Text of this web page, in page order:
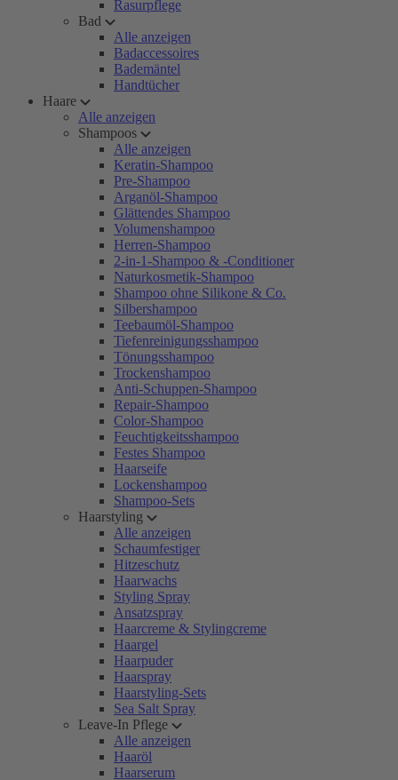
Rasurpflege
Bad
Alle anzeigen
Badaccessoires
Bademäntel
Handtücher
Haare
Alle anzeigen
Shampoos
Alle anzeigen
Keratin-Shampoo
Pre-Shampoo
Arganöl-Shampoo
Glättendes Shampoo
Volumenshampoo
Herren-Shampoo
2-in-1-Shampoo & -Conditioner
Naturkosmetik-Shampoo
Shampoo ohne Silikone & Co.
Silbershampoo
Teebaumöl-Shampoo
Tiefenreinigungsshampoo
Tönungsshampoo
Trockenshampoo
Anti-Schuppen-Shampoo
Repair-Shampoo
Color-Shampoo
Feuchtigkeitsshampoo
Festes Shampoo
Haarseife
Lockenshampoo
Shampoo-Sets
Haarstyling
Alle anzeigen
Schaumfestiger
Hitzeschutz
Haarwachs
Styling Spray
Ansatzspray
Haarcreme & Stylingcreme
Haargel
Haarpuder
Haarspray
Haarstyling-Sets
Sea Salt Spray
Leave-In Pflege
Alle anzeigen
Haaröl
Haarserum